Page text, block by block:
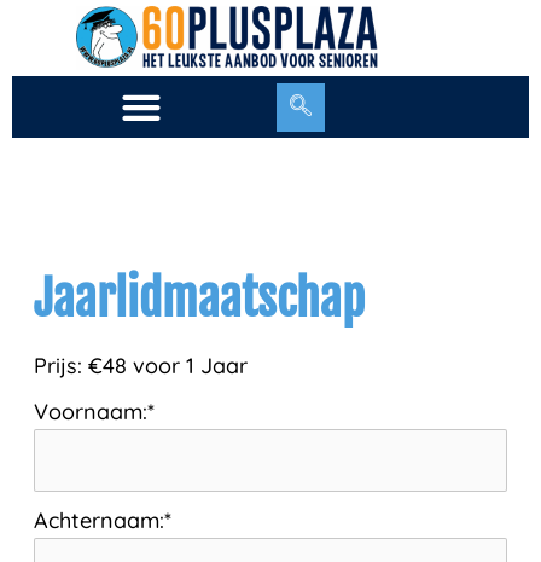
de
Jaarlidmaatschap
Prijs: €48 voor 1 Jaar
Voornaam:*
Achternaam:*